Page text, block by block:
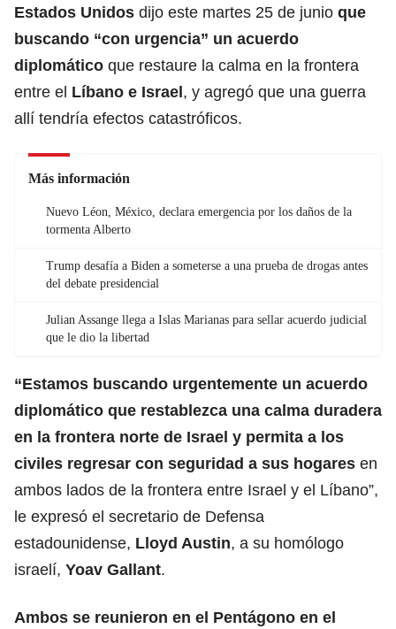
Estados Unidos dijo este martes 25 de junio que
buscando “con urgencia” un acuerdo
diplomático que restaure la calma en la frontera
entre el Líbano e Israel, y agregó que una guerra
allí tendría efectos catastróficos.
Más información
Nuevo Léon, México, declara emergencia por los daños de la
tormenta Alberto
Trump desafía a Biden a someterse a una prueba de drogas antes
del debate presidencial
Julian Assange llega a Islas Marianas para sellar acuerdo judicial
que le dio la libertad
“Estamos buscando urgentemente un acuerdo
diplomático que restablezca una calma duradera
en la frontera norte de Israel y permita a los
civiles regresar con seguridad a sus hogares en
ambos lados de la frontera entre Israel y el Líbano”,
le expresó el secretario de Defensa
estadounidense, Lloyd Austin, a su homólogo
israelí, Yoav Gallant.
Ambos se reunieron en el Pentágono en el